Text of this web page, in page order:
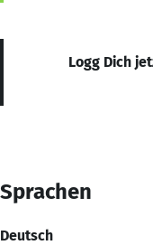
Logg Dich
Sprachen
Deutsch